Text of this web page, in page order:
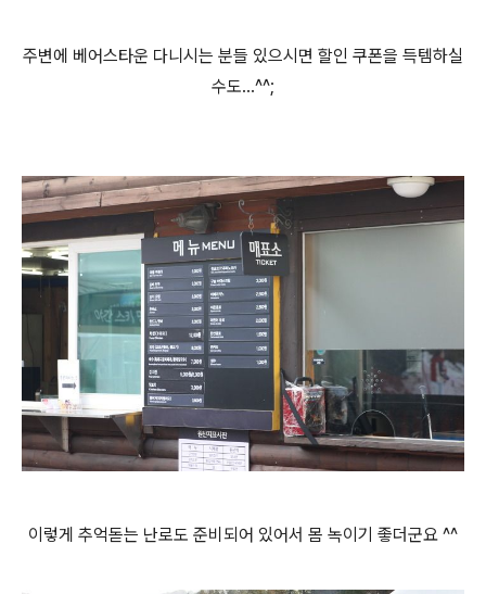
주변에 베어스타운 다니시는 분들 있으시면 할인 쿠폰을 득템하실
수도...^^;
이렇게 추억돋는 난로도 준비되어 있어서 몸 녹이기 좋더군요 ^^